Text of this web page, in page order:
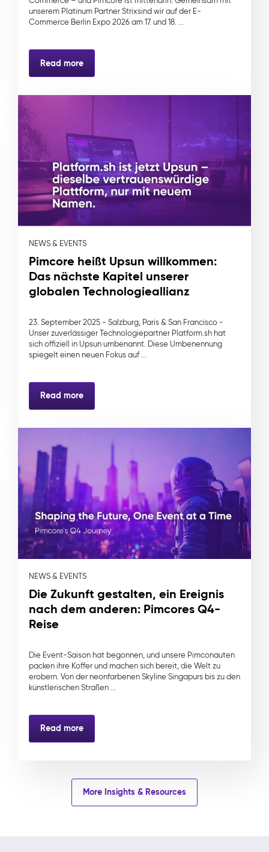
unserem Platinum Partner Strixsind wir auf der E-
Commerce Berlin Expo 2026 am 17. und 18. ...
Read more
NEWS & EVENTS
Pimcore heißt Upsun willkommen:
Das nächste Kapitel unserer
globalen Technologieallianz
23. September 2025 - Salzburg, Paris & San Francisco -
Unser zuverlässiger Technologiepartner Platform.sh hat
sich offiziell in Upsun umbenannt. Diese Umbenennung
spiegelt einen neuen Fokus auf ...
Read more
NEWS & EVENTS
Die Zukunft gestalten, ein Ereignis
nach dem anderen: Pimcores Q4-
Reise
Die Event-Saison hat begonnen, und unsere Pimconauten
packen ihre Koffer und machen sich bereit, die Welt zu
erobern. Von der neonfarbenen Skyline Singapurs bis zu den
künstlerischen Straßen ...
Read more
More Insights & Resources